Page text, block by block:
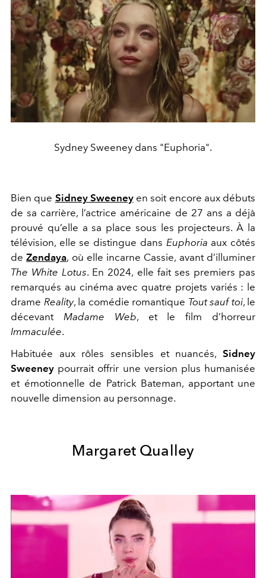
Sydney Sweeney dans "Euphoria".
Bien que Sidney Sweeneyen soit encore aux débuts
de sa carrière, l’actrice américaine de 27 ans a déjà
prouvé qu’elle a sa place sous les projecteurs. À la
télévision, elle se distingue dans Euphoria aux côtés
deZendaya, où elle incarne Cassie, avant d’illuminer
The White Lotus. En 2024, elle fait ses premiers pas
remarqués au cinéma avec quatre projets variés : le
drame Reality, la comédie romantique Tout sauf toi, le
décevant Madame Web, et le film d’horreur
Immaculée.
Habituée aux rôles sensibles et nuancés, Sidney
Sweeney pourrait offrir une version plus humanisée
et émotionnelle de Patrick Bateman, apportant une
nouvelle dimension au personnage.
Margaret Qualley